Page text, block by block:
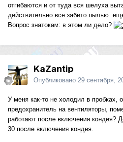
отгибаются и от туда вся шелуха
действительно все забито пылью.
Вопрос знатокам: в этом ли дело?
KaZantip
Опубликовано 29 сентября,
У меня как-то не холодил в пробках,
предохранитель на вентиляторы,
работают после включения кондея?
30 после включения кондея.